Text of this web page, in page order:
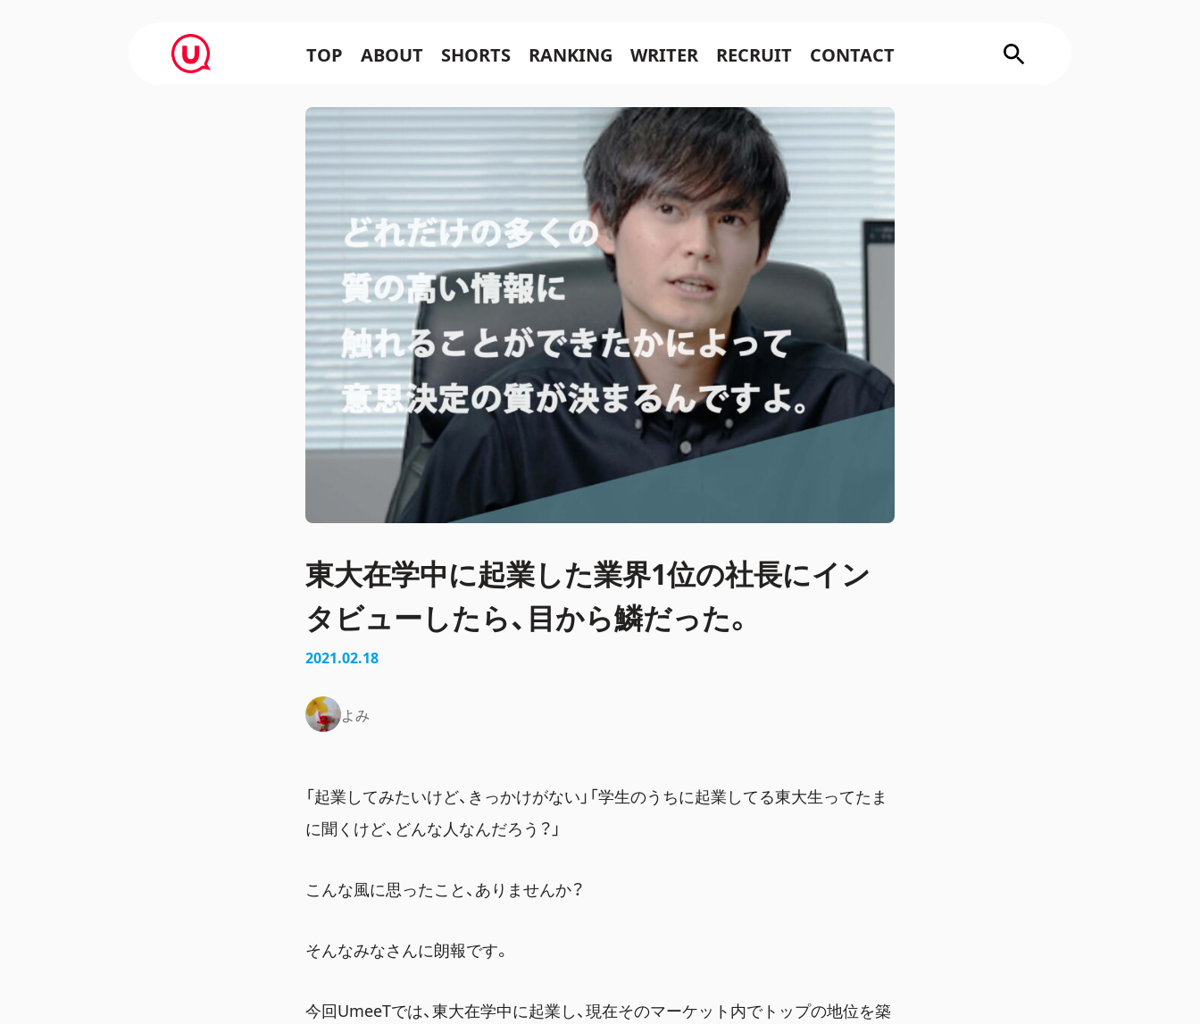
TOP ABOUT SHORTS RANKING WRITER RECRUIT CONTACT
東大在学中に起業した業界1位の社長にイン
タビューしたら、目から鱗だった。
2021.02.18
よみ
「起業してみたいけど、きっかけがない」「学生のうちに起業してる東大生ってたま
に聞くけど、どんな人なんだろう？」
こんな風に思ったこと、ありませんか？
そんなみなさんに朗報です。
今回UmeeTでは、東大在学中に起業し、現在そのマーケット内でトップの地位を築